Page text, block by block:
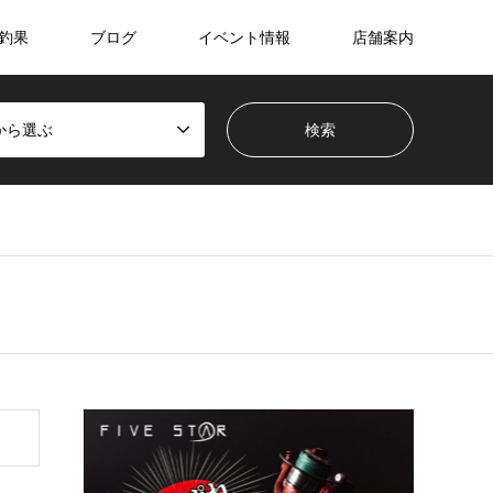
果 ブログ イベント情報 店舗案内
ら選ぶ